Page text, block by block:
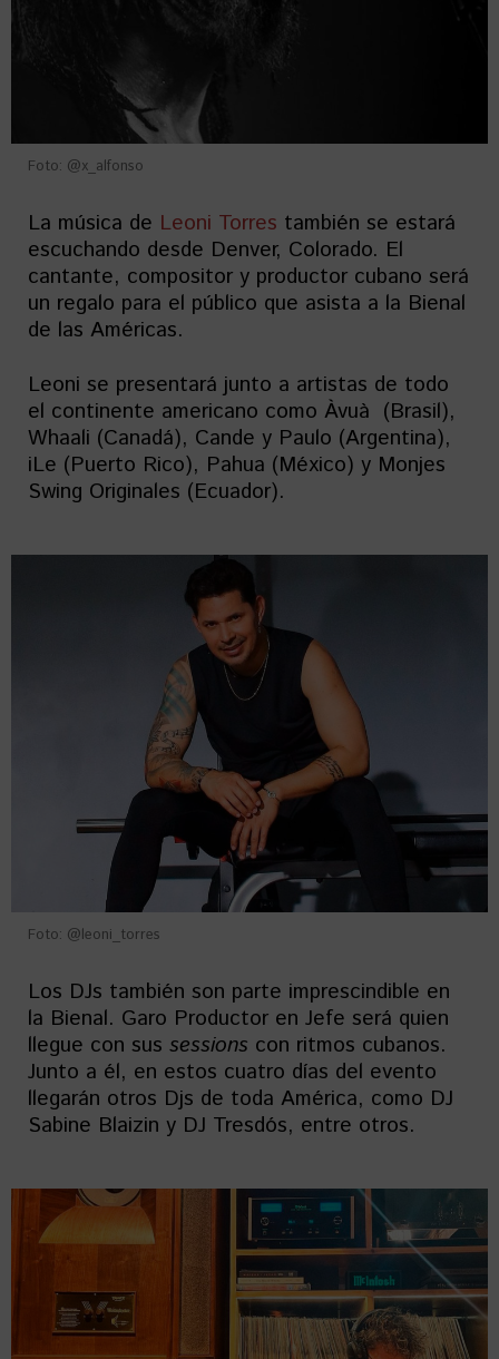
Foto: @x_alfonso
La música de Leoni Torres también se estará
escuchando desde Denver, Colorado. El
cantante, compositor y productor cubano será
un regalo para el público que asista a la Bienal
de las Américas.
Leoni se presentará junto a artistas de todo
el continente americano como Àvuà (Brasil),
Whaali (Canadá), Cande y Paulo (Argentina),
iLe (Puerto Rico), Pahua (México) y Monjes
Swing Originales (Ecuador).
Foto: @leoni_torres
Los DJs también son parte imprescindible en
la Bienal. Garo Productor en Jefe será quien
llegue con sus sessions con ritmos cubanos.
Junto a él, en estos cuatro días del evento
llegarán otros Djs de toda América, como DJ
Sabine Blaizin y DJ Tresdós, entre otros.